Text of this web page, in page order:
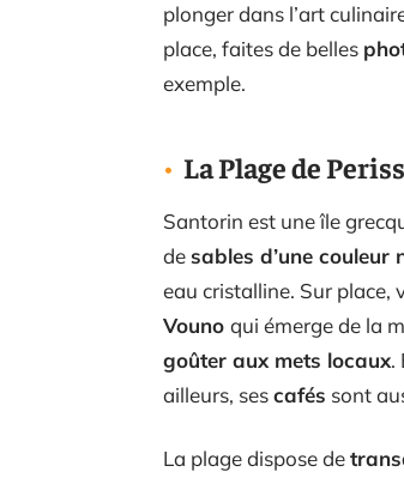
plonger dans l’art
place, faites de belles
exemple.
La Plage de
Santorin est une île
desables d’une couleur
eau cristalline. Sur place,
Vouno qui émerge de la
goûter aux mets locaux.
ailleurs, sescafés sont
La plage dispose de